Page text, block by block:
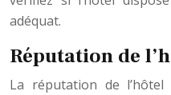
adéquat.
Réputation de
La réputation de